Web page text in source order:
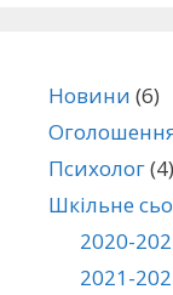
Новини (6)
Психолог(4)
Шкільне
2020-
2021-